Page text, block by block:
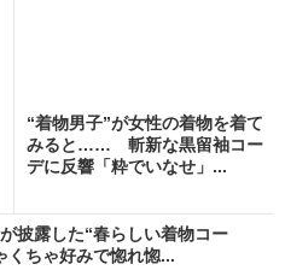
“着物男子”が女性の着物を着て
みると…… 斬新な黒留袖コー
デに反響「粋でいなせ」...
披露した“春らしい着物コー
くちゃ好みで惚れ惚...